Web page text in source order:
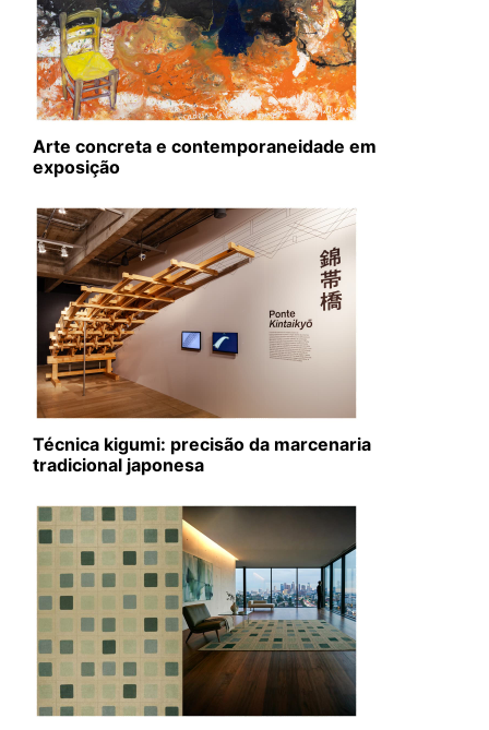
Arte concreta e contemporaneidade em
exposição
Técnica kigumi: precisão da marcenaria
tradicional japonesa